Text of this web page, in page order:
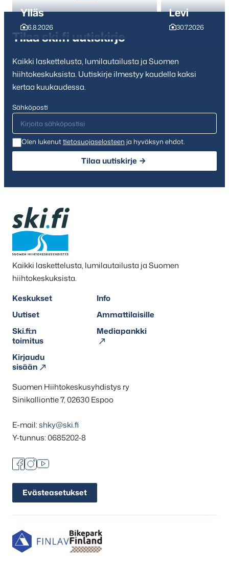
Ylläs
6.8.2026
Levi
30.7.2026
Tilaa ski.fi uutiskirje
Kaikki laskettelusta, lumilautailusta ja Suomen
hiihtokeskuksista. Uutiskirje ilmestyy kaudella kaksi
kertaa kuukaudessa.
Sähköposti
Olen lukenuttietosuojaselosteen ja hyväksyn ehdot.
Tilaa uutiskirje
Kaikki laskettelusta, lumilautailusta ja Suomen
hiihtokeskuksista.
Keskukset
Info
Uutiset
Ammattilaisille
Ski.fi:n
toimitus
Mediapankki
Kirjaudu
sisään
Suomen Hiihtokeskusyhdistys ry
Sinikalliontie 7, 02630 Espoo
E-mail:shky@ski.fi
Y-tunnus: 0685202-8
Facebook
Instagram
Youtube
Evästeasetukset